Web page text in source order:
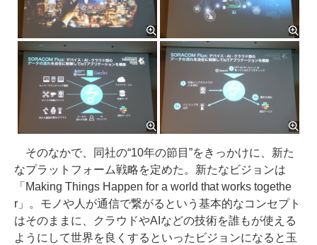
そのなかで、同社の“10年の節目”をきっかけに、新た
なプラットフォーム戦略を定めた。新たなビジョンは
「Making Things Happen for a world that works togethe
r」。モノや人が通信で繋がるという基本的なコンセプト
はそのままに、クラウドやAIなどの技術を誰もが使える
ようにして世界を良くするといったビジョンになると玉